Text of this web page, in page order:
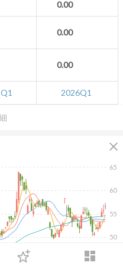
dashboard
登入
0.00
0.00
0.00
2026Q1
close
50
55
60
65